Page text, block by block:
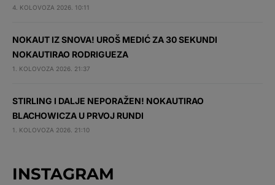
4. KOLOVOZA 2026. 10:11
NOKAUT IZ SNOVA! UROŠ MEDIĆ ZA 30 SEKUNDI
NOKAUTIRAO RODRIGUEZA
1. KOLOVOZA 2026. 21:37
STIRLING I DALJE NEPORAŽEN! NOKAUTIRAO
BLACHOWICZA U PRVOJ RUNDI
1. KOLOVOZA 2026. 21:10
INSTAGRAM